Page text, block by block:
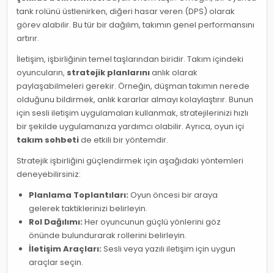
tank rolünü üstlenirken, diğeri hasar veren (DPS) olarak
görev alabilir. Bu tür bir dağılım, takımın genel performansını
artırır.
İletişim, işbirliğinin temel taşlarından biridir. Takım içindeki
oyuncuların, stratejik planlarınıanlık olarak
paylaşabilmeleri gerekir. Örneğin, düşman takımın nerede
olduğunu bildirmek, anlık kararlar almayı kolaylaştırır. Bunun
için sesli iletişim uygulamaları kullanmak, stratejilerinizi hızlı
bir şekilde uygulamanıza yardımcı olabilir. Ayrıca, oyun içi
takım sohbetide etkili bir yöntemdir.
Stratejik işbirliğini güçlendirmek için aşağıdaki yöntemleri
deneyebilirsiniz:
Planlama Toplantıları: Oyun öncesi bir araya
gelerek taktiklerinizi belirleyin.
Rol Dağılımı: Her oyuncunun güçlü yönlerini göz
önünde bulundurarak rollerini belirleyin.
İletişim Araçları: Sesli veya yazılı iletişim için uygun
araçlar seçin.